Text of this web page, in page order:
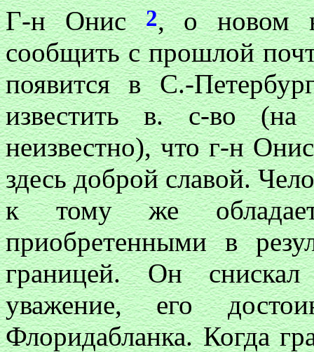
Г-н Онис2, о новом
сообщить с прошлой
появится в С.-
известить в. с-во
неизвестно), что г-н
здесь доброй славой.
к тому же
приобретенными в
границей. Он
уважение, его
Флоридабланка. Когда